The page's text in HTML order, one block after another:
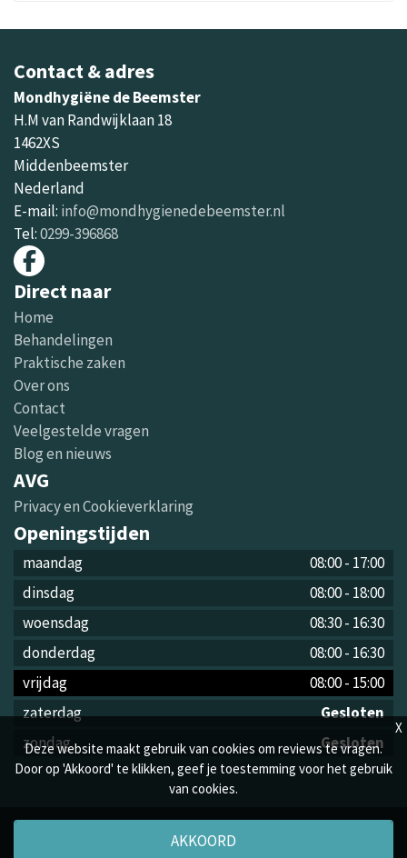
Contact & adres
Mondhygiëne de Beemster
H.M van Randwijklaan 18
1462XS
Middenbeemster
Nederland
E-mail: info@mondhygienedebeemster.nl
Tel:0299-396868
Direct naar
Home
Behandelingen
Praktische zaken
Over ons
Contact
Veelgestelde vragen
Blog en nieuws
AVG
Privacy en Cookieverklaring
Openingstijden
maandag 08:00- 17:00
dinsdag
08:00- 18:00
woensdag
08:30- 16:30
donderdag
08:00- 16:30
vrijdag
08:00- 15:00
zaterdag
Gesloten
zondag
Gesloten
by Mondhygiëne de Beemster Ontwikkeld door
Deze website maakt gebruik van cookies om reviews te vragen.
Door op 'Akkoord' te klikken, geef je toestemming voor het gebruik
van cookies.
AKKOORD
X